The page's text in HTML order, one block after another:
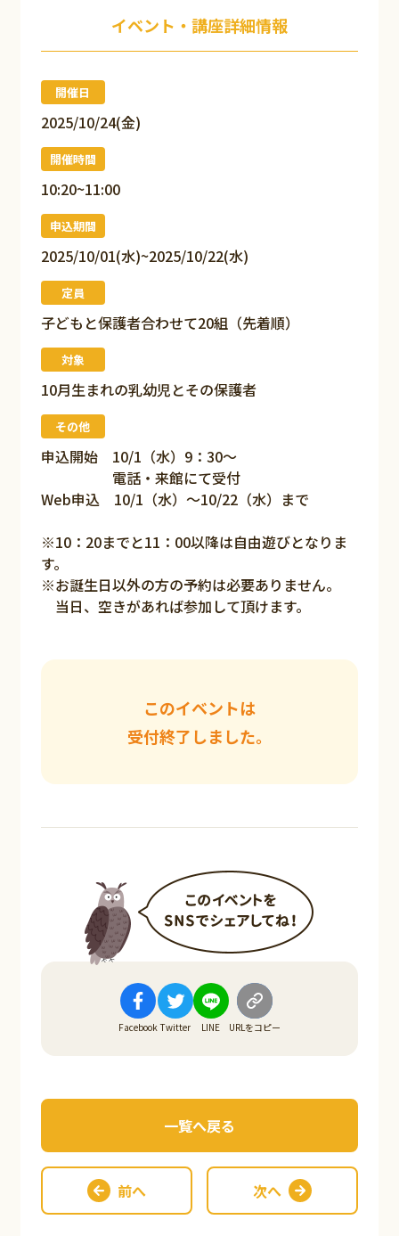
イベント・講座詳細情報
開催日
2025/10/24(金)
開催時間
10:20~11:00
申込期間
2025/10/01(水)~2025/10/22(水)
定員
子どもと保護者合わせて20組（先着順）
対象
10月生まれの乳幼児とその保護者
その他
申込開始 10/1（水）9：30～
電話・来館にて受付
Web申込 10/1（水）～10/22（水）まで
※10：20までと11：00以降は自由遊びとなりま
す。
※お誕生日以外の方の予約は必要ありません。
当日、空きがあれば参加して頂けます。
このイベントは
受付終了しました。
Facebook Twitter LINE URLをコピー
前へ
一覧へ戻る
次へ